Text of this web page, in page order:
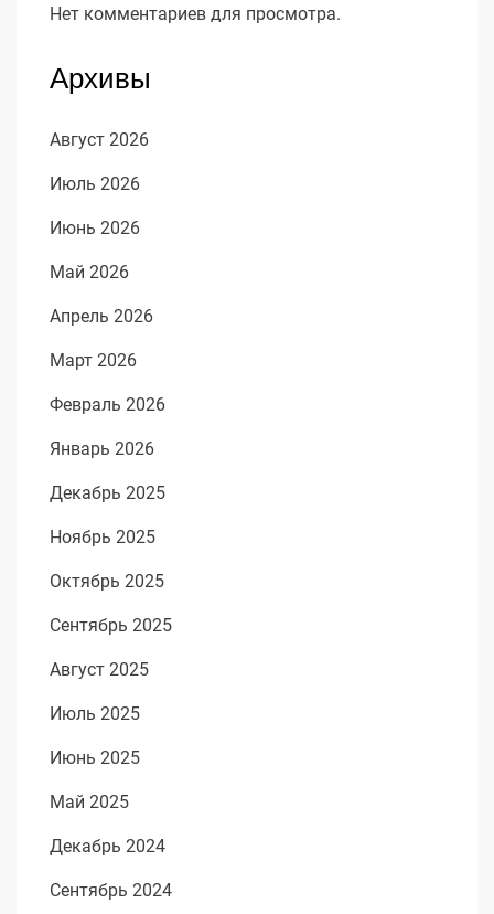
Нет комментариев для просмотра.
Архивы
Август 2026
Июль 2026
Июнь 2026
Май 2026
Апрель 2026
Март 2026
Февраль 2026
Январь 2026
Декабрь 2025
Ноябрь 2025
Октябрь 2025
Сентябрь 2025
Август 2025
Июль 2025
Июнь 2025
Май 2025
Декабрь 2024
Сентябрь 2024